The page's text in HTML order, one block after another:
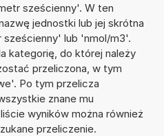
sześcienny'. W ten
jednostki lub jej skrótna
sześcienny' lub 'nmol/m3'.
kategorię, do której należy
przeliczona, w tym
Po tym przelicza
znane mu
wyników można również
przeliczenie.